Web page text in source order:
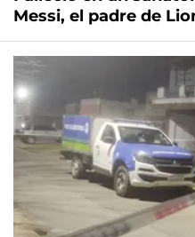
Messi, el padre de